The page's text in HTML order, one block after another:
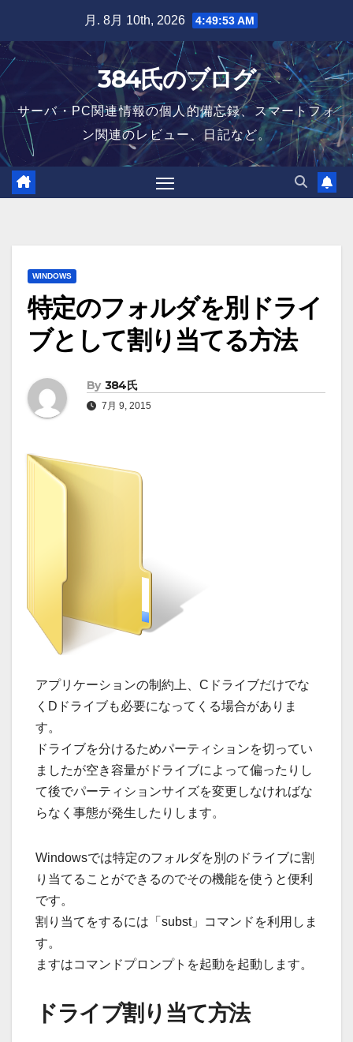
content
月. 8月 10th, 2026 4:49:53 AM
384氏のブログ
サーバ・PC関連情報の個人的備忘録、スマートフォ
ン関連のレビュー、日記など。
WINDOWS
特定のフォルダを別ドライ
ブとして割り当てる方法
By 384氏
7月 9, 2015
アプリケーションの制約上、Cドライブだけでな
くDドライブも必要になってくる場合がありま
す。
ドライブを分けるためパーティションを切ってい
ましたが空き容量がドライブによって偏ったりし
て後でパーティションサイズを変更しなければな
らなく事態が発生したりします。
Windowsでは特定のフォルダを別のドライブに割
り当てることができるのでその機能を使うと便利
です。
割り当てをするには「subst」コマンドを利用しま
す。
ますはコマンドプロンプトを起動を起動します。
ドライブ割り当て方法